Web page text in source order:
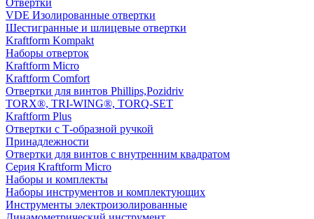
Отвертки
VDE Изолированные отвертки
Шестигранные и шлицевые отвертки
Kraftform Kompakt
Наборы отверток
Kraftform Micro
Kraftform Comfort
Отвертки для винтов Phillips,Pozidriv
TORX®, TRI-WING®, TORQ-SET
Kraftform Plus
Отвертки с Т-образной ручкой
Принадлежности
Отвертки для винтов с внутренним квадратом
Серия Kraftform Micro
Наборы и комплекты
Наборы инструментов и комплектующих
Инструменты электроизолированные